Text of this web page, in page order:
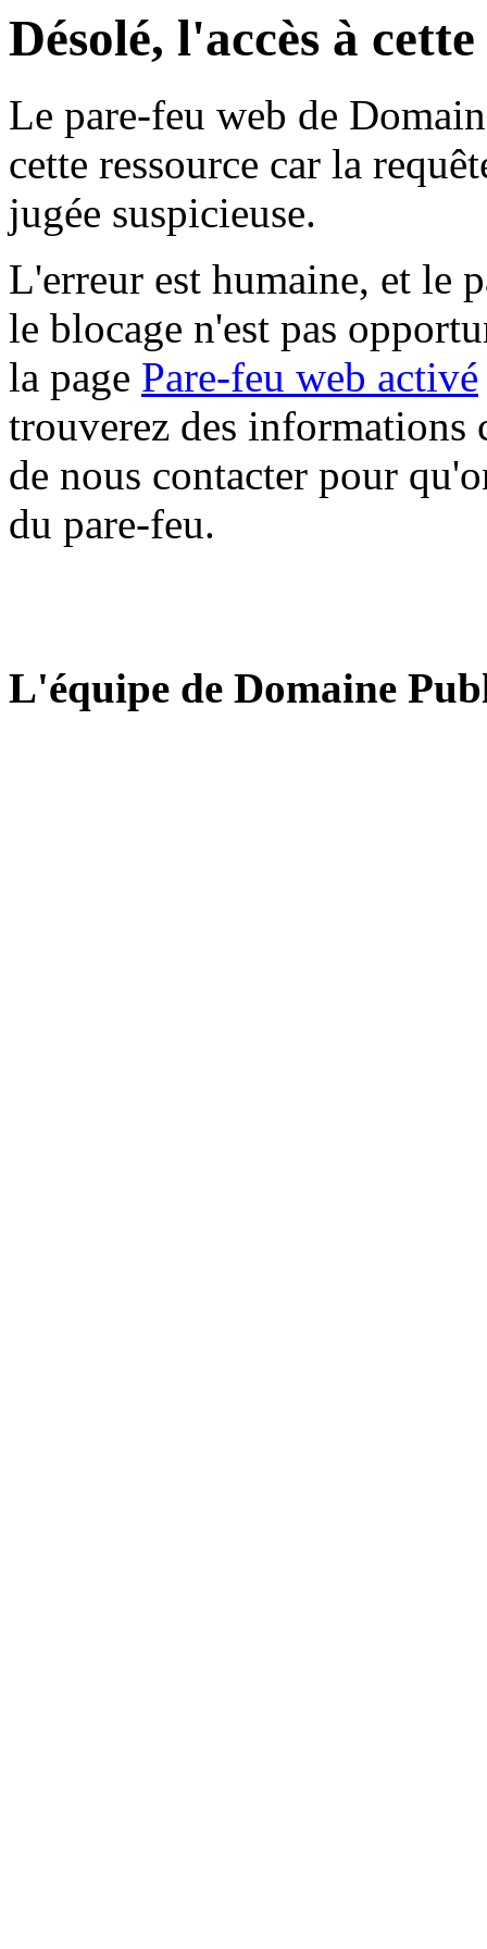
Désolé, l'accès à
Le pare-feu web de
cette ressource car la
jugée suspicieuse.
L'erreur est humaine, et le
le blocage n'est pas
la page Pare-feu web activé
trouverez des informations
de nous contacter pour
du pare-feu.
L'équipe de Domaine